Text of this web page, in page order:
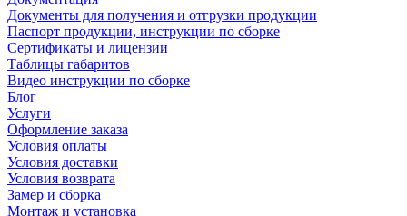
Документы для получения и отгрузки продукции
Паспорт продукции, инструкции по сборке
Сертификаты и лицензии
Таблицы габаритов
Видео инструкции по сборке
Блог
Услуги
Оформление заказа
Условия оплаты
Условия доставки
Условия возврата
Замер и сборка
Монтаж и установка